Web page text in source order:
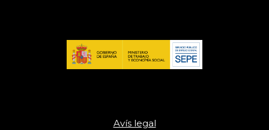
Avís legal